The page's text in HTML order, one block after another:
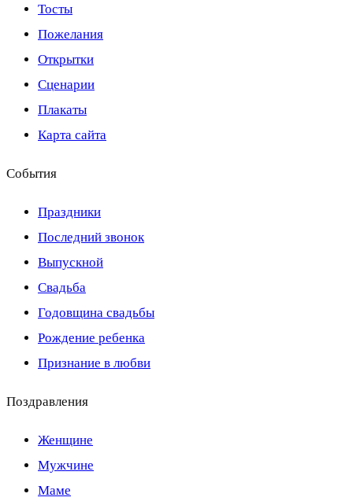
Тосты
Пожелания
Открытки
Сценарии
Плакаты
Карта сайта
События
Праздники
Последний звонок
Выпускной
Свадьба
Годовщина свадьбы
Рождение ребенка
Признание в любви
Поздравления
Женщине
Мужчине
Маме